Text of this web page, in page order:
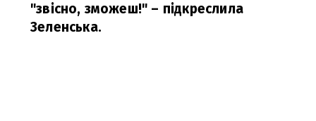
"звісно, зможеш!" – підкреслила
Зеленська.